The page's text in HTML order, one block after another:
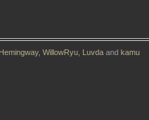
Hemingway, WillowRyu, Luvdaand kamu